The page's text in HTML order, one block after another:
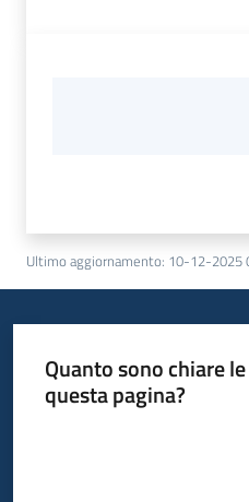
Ultimo aggiornamento: 10-12-2025
Quanto sono chiare
questa pagina?